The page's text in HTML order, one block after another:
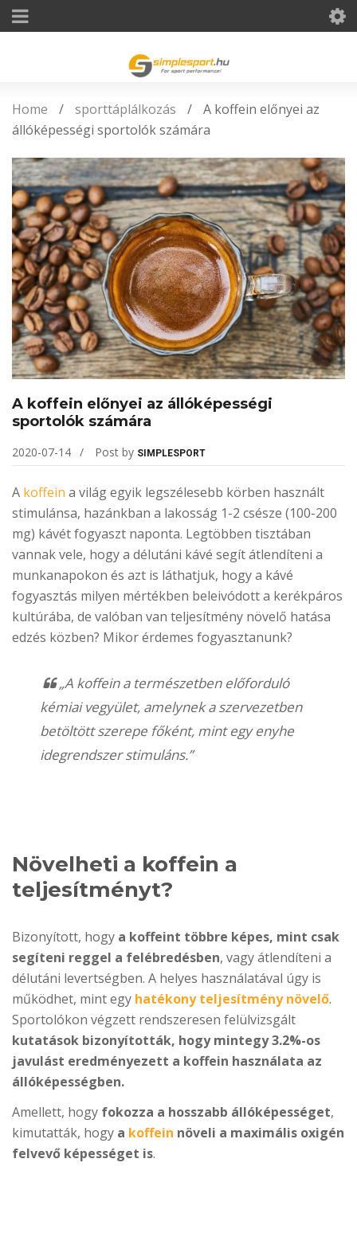
Home / sporttáplálkozás /
A koffein előnyei az
állóképességi sportolók számára
A koffein előnyei az állóképességi
sportolók számára
2020-07-14 Post by SIMPLESPORT
A koffein a világ egyik legszélesebb körben használt
stimulánsa, hazánkban a lakosság 1-2 csésze (100-200
mg) kávét fogyaszt naponta. Legtöbben tisztában
vannak vele, hogy a délutáni kávé segít átlendíteni a
munkanapokon és azt is láthatjuk, hogy a kávé
fogyasztás milyen mértékben beleivódott a kerékpáros
kultúrába, de valóban van teljesítmény növelő hatása
edzés közben? Mikor érdemes fogyasztanunk?
„A koffein a természetben előforduló
kémiai vegyület, amelynek a szervezetben
betöltött szerepe főként, mint egy enyhe
idegrendszer stimuláns.”
Növelheti a koffein a
teljesítményt?
Bizonyított, hogy a koffeint többre képes, mint csak
segíteni reggel a felébredésben, vagy átlendíteni a
délutáni levertségben. A helyes használatával úgy is
működhet, mint egy hatékony teljesítmény növelő.
Sportolókon végzett rendszeresen felülvizsgált
kutatások bizonyították, hogy mintegy 3.2%-os
javulást eredményezett a koffein használata az
állóképességben.
Amellett, hogy fokozza a hosszabb állóképességet,
kimutatták, hogy a koffein növeli a maximális oxigén
felvevő képességet is.